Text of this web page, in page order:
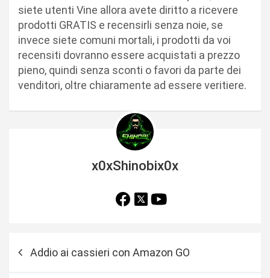
siete utenti Vine allora avete diritto a ricevere
prodotti GRATIS e recensirli senza noie, se
invece siete comuni mortali, i prodotti da voi
recensiti dovranno essere acquistati a prezzo
pieno, quindi senza sconti o favori da parte dei
venditori, oltre chiaramente ad essere veritiere.
x0xShinobix0x
Addio ai cassieri con Amazon GO